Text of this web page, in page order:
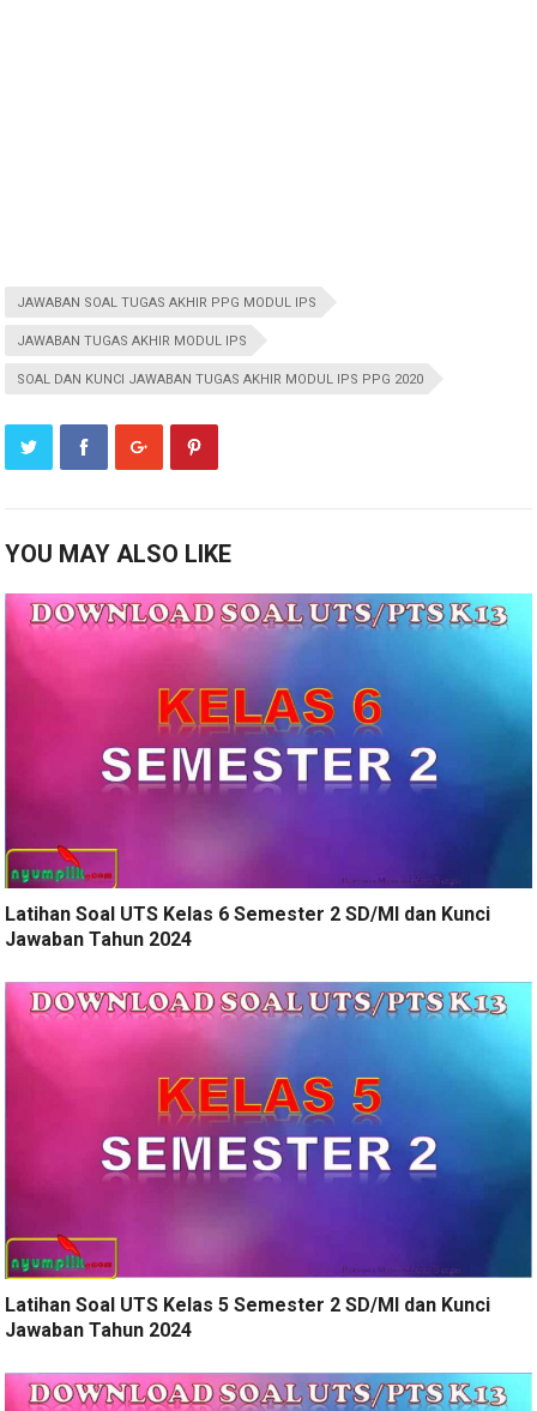
JAWABAN SOAL TUGAS AKHIR PPG MODUL IPS
JAWABAN TUGAS AKHIR MODUL IPS
SOAL DAN KUNCI JAWABAN TUGAS AKHIR MODUL IPS PPG 2020
YOU MAY ALSO LIKE
Latihan Soal UTS Kelas 6 Semester 2 SD/MI dan Kunci
Jawaban Tahun 2024
Latihan Soal UTS Kelas 5 Semester 2 SD/MI dan Kunci
Jawaban Tahun 2024